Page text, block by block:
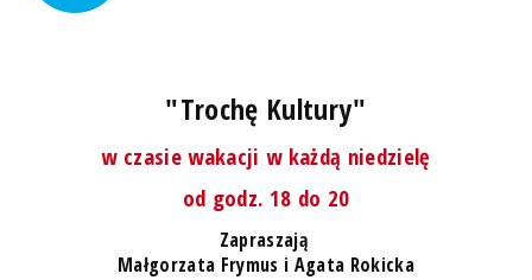
"Trochę Kultury"
w czasie wakacji w każdą niedzielę
od godz. 18 do 20
Zapraszają
Małgorzata Frymus i Agata Rokicka